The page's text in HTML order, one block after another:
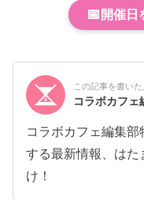
📅 開催日
この記事を書いた
コラボカフ
コラボカフェ編集
する最新情報、はた
け！